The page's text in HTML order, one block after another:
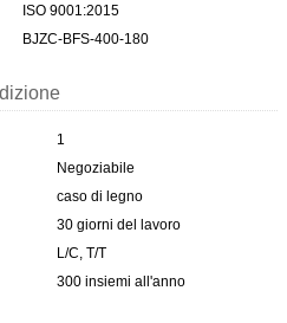
ISO 9001:2015
BJZC-BFS-400-180
1
Negoziabile
caso di legno
30 giorni del lavoro
L/C, T/T
300 insiemi all'anno